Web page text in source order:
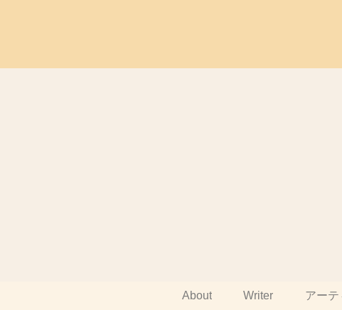
About Writer アーテ